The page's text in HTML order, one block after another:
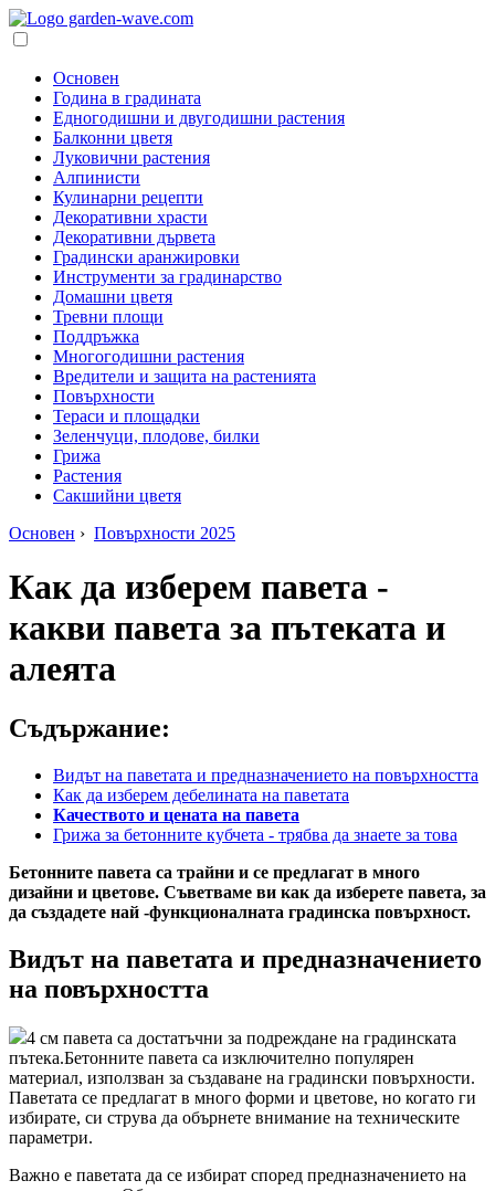
Основен
Година в градината
Едногодишни и двугодишни растения
Балконни цветя
Луковични растения
Алпинисти
Кулинарни рецепти
Декоративни храсти
Декоративни дървета
Градински аранжировки
Инструменти за градинарство
Домашни цветя
Тревни площи
Поддръжка
Многогодишни растения
Вредители и защита на растенията
Повърхности
Тераси и площадки
Зеленчуци, плодове, билки
Грижа
Растения
Сакшийни цветя
Основен › Повърхности 2025
Как да изберем павета -
какви павета за пътеката и
алеята
Съдържание:
Видът на паветата и предназначението на повърхността
Как да изберем дебелината на паветата
Качеството и цената на павета
Грижа за бетонните кубчета - трябва да знаете за това
Бетонните павета са трайни и се предлагат в много
дизайни и цветове. Съветваме ви как да изберете павета, за
да създадете най -функционалната градинска повърхност.
Видът на паветата и предназначението
на повърхността
4 см павета са достатъчни за подреждане на градинската
пътека.Бетонните павета са изключително популярен
материал, използван за създаване на градински повърхности.
Паветата се предлагат в много форми и цветове, но когато ги
избирате, си струва да обърнете внимание на техническите
параметри.
Важно е паветата да се избират според предназначението на